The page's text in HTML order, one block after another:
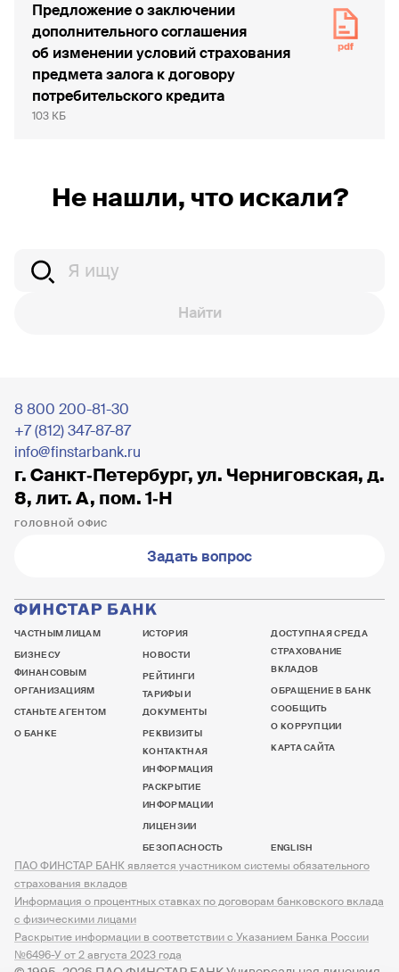
Предложение о заключении
дополнительного соглашения
об изменении условий страхования
предмета залога к договору
потребительского кредита
103 КБ
Не нашли, что искали?
Найти
8 800 200-81-30
+7 (812) 347-87-87
info@finstarbank.ru
г. Санкт‐Петербург, ул. Черниговская, д.
8, лит. А, пом. 1‐Н
ГОЛОВНОЙ ОФИС
Задать вопрос
ЧАСТНЫМ ЛИЦАМ
БИЗНЕСУ
ФИНАНСОВЫМ
ОРГАНИЗАЦИЯМ
СТАНЬТЕ АГЕНТОМ
О БАНКЕ
ИСТОРИЯ
НОВОСТИ
РЕЙТИНГИ
ТАРИФЫ И
ДОКУМЕНТЫ
РЕКВИЗИТЫ
КОНТАКТНАЯ
ИНФОРМАЦИЯ
РАСКРЫТИЕ
ИНФОРМАЦИИ
ЛИЦЕНЗИИ
БЕЗОПАСНОСТЬ
ДОСТУПНАЯ СРЕДА
СТРАХОВАНИЕ
ВКЛАДОВ
ОБРАЩЕНИЕ В БАНК
СООБЩИТЬ
О КОРРУПЦИИ
КАРТА САЙТА
ENGLISH
ПАО ФИНСТАР БАНК является участником системы обязательного
страхования вкладов
Информация о процентных ставках по договорам банковского вклада
с физическими лицами
Раскрытие информации в соответствии с Указанием Банка России
№6496-У от 2 августа 2023 года